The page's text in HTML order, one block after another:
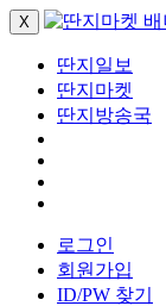
X
딴지일보
딴지마켓
딴지방송국
로그인
회원가입
ID/PW 찾기